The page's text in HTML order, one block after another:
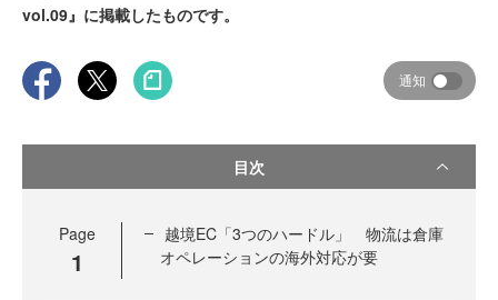
vol.09』に掲載したものです。
通知
目次
Page
1
越境EC「3つのハードル」 物流は倉庫
オペレーションの海外対応が要